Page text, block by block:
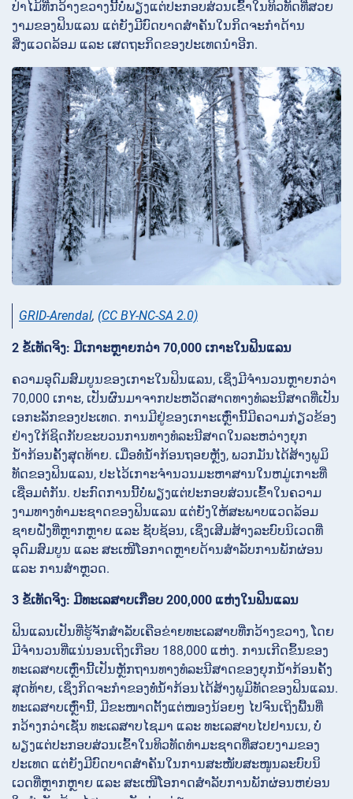
ປ່າໄມ້ທີ່ກວ້າງຂວາງນີ້ບໍ່ພຽງແຕ່ປະກອບສ່ວນເຂົ້າໃນທິວທັດທີ່ສວຍ
ງາມຂອງຟິນແລນ ແຕ່ຍັງມີບົດບາດສຳຄັນໃນກິດຈະກຳດ້ານ
ສິ່ງແວດລ້ອມ ແລະ ເສດຖະກິດຂອງປະເທດນຳອີກ.
GRID-Arendal, (CC BY-NC-SA 2.0)
2 ຂໍ້ເທັດຈິງ: ມີເກາະຫຼາຍກວ່າ 70,000 ເກາະໃນຟິນແລນ
ຄວາມອຸດົມສົມບູນຂອງເກາະໃນຟິນແລນ, ເຊິ່ງມີຈຳນວນຫຼາຍກວ່າ
70,000 ເກາະ, ເປັນຜົນມາຈາກປະຫວັດສາດທາງທໍລະນີສາດທີ່ເປັນ
ເອກະລັກຂອງປະເທດ. ການມີຢູ່ຂອງເກາະເຫຼົ່ານີ້ມີຄວາມກ່ຽວຂ້ອງ
ຢ່າງໃກ້ຊິດກັບຂະບວນການທາງທໍລະນີສາດໃນລະຫວ່າງຍຸກ
ນ້ຳກ້ອນຄັ້ງສຸດທ້າຍ. ເມື່ອທໍ່ນ້ຳກ້ອນຖອຍຫຼັງ, ພວກມັນໄດ້ສ້າງພູມິ
ທັດຂອງຟິນແລນ, ປະໄວ້ເກາະຈຳນວນມະຫາສານໃນຫມູ່ເກາະທີ່
ເຊື່ອມຕໍ່ກັນ. ປະກົດການນີ້ບໍ່ພຽງແຕ່ປະກອບສ່ວນເຂົ້າໃນຄວາມ
ງາມທາງທຳມະຊາດຂອງຟິນແລນ ແຕ່ຍັງໃຫ້ສະພາບແວດລ້ອມ
ຊາຍຝັ່ງທີ່ຫຼາກຫຼາຍ ແລະ ຊັບຊ້ອນ, ເຊິ່ງເສີມສ້າງລະບົບນິເວດທີ່
ອຸດົມສົມບູນ ແລະ ສະເໜີໂອກາດຫຼາຍດ້ານສຳລັບການພັກຜ່ອນ
ແລະ ການສຳຫຼວດ.
3 ຂໍ້ເທັດຈິງ: ມີທະເລສາບເກືອບ 200,000 ແຫ່ງໃນຟິນແລນ
ຟິນແລນເປັນທີ່ຮູ້ຈັກສຳລັບເຄືອຂ່າຍທະເລສາບທີ່ກວ້າງຂວາງ, ໂດຍ
ມີຈຳນວນທີ່ແນ່ນອນເຖິງເກືອບ 188,000 ແຫ່ງ. ການເກີດຂຶ້ນຂອງ
ທະເລສາບເຫຼົ່ານີ້ເປັນຫຼັກຖານທາງທໍລະນີສາດຂອງຍຸກນ້ຳກ້ອນຄັ້ງ
ສຸດທ້າຍ, ເຊິ່ງກິດຈະກຳຂອງທໍ່ນ້ຳກ້ອນໄດ້ສ້າງພູມິທັດຂອງຟິນແລນ.
ທະເລສາບເຫຼົ່ານີ້, ມີຂະໜາດຕັ້ງແຕ່ໜອງນ້ອຍໆ ໄປຈົນເຖິງພື້ນທີ່
ກວ້າງກວ່າເຊັ່ນ ທະເລສາບໄຊມາ ແລະ ທະເລສາບໄປຢານເນ, ບໍ່
ພຽງແຕ່ປະກອບສ່ວນເຂົ້າໃນທິວທັດທຳມະຊາດທີ່ສວຍງາມຂອງ
ປະເທດ ແຕ່ຍັງມີບົດບາດສຳຄັນໃນການສະໜັບສະໜູນລະບົບນິ
ເວດທີ່ຫຼາກຫຼາຍ ແລະ ສະເໜີໂອກາດສຳລັບການພັກຜ່ອນຫຍ່ອນ